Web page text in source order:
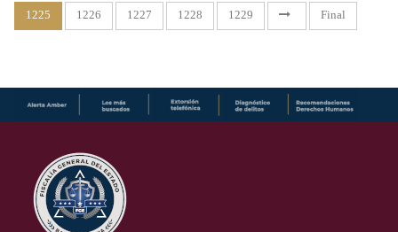
1225 1226 1227 1228 1229 Final